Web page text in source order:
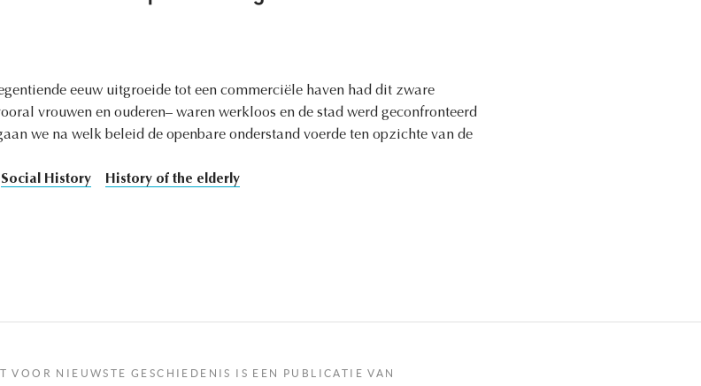
eeuw uitgroeide tot een commerciële haven had dit zware
vrouwen en ouderen– waren werkloos en de stad werd geconfronteerd
we na welk beleid de openbare onderstand voerde ten opzichte van de
Social History History of the elderly
VOOR NIEUWSTE GESCHIEDENIS IS EEN PUBLICATIE VAN